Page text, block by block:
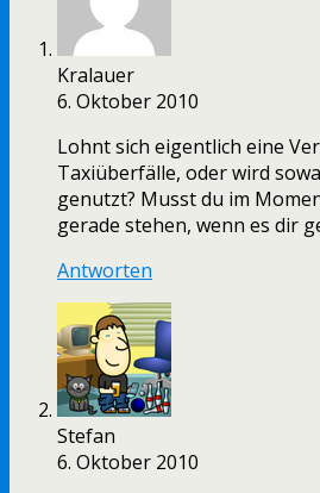
Kralauer
6. Oktober 2010
Lohnt sich eigentlich eine
Taxiüberfälle, oder wird
genutzt? Musst du im
gerade stehen, wenn es dir
Antworten
Stefan
6. Oktober 2010